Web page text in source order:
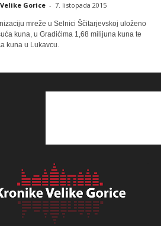
Gorice - 7. listopada 2015
mreže u Selnici Ščitarjevskoj uloženo
kuna, u Gradićima 1,68 milijuna kuna te
kuna u Lukavcu.